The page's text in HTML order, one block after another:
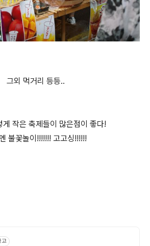
그외 먹거리 등등..
게 작은 축제들이 많은점이 좋다!
불꽃놀이!!!!!!! 고고싱!!!!!!
고